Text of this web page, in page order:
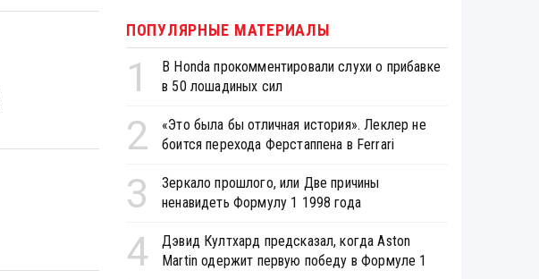
ПОПУЛЯРНЫЕ МАТЕРИАЛЫ
1
В Honda прокомментировали слухи о прибавке
в 50 лошадиных сил
2
«Это была бы отличная история». Леклер не
боится перехода Ферстаппена в Ferrari
3
Зеркало прошлого, или Две причины
ненавидеть Формулу 1 1998 года
4
Дэвид Култхард предсказал, когда Aston
Martin одержит первую победу в Формуле 1